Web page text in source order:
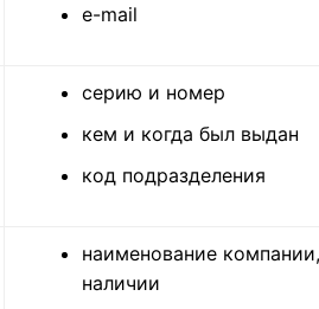
e-mail
серию и номер
кем и когда был выдан
код подразделения
наименование
наличии